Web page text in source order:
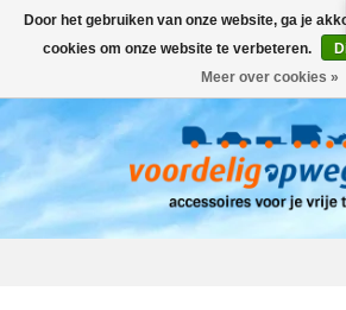
Menu
FIETSENDRAGER
FIETSENDRAGER OP DE TREKHAAK
DAKDRAGERS
CAMPER
WIELDOPPEN
AANHANGWAGEN
Door het gebruiken van onze website, ga je
cookies om onze website te verbeteren.
Meer over cookies »